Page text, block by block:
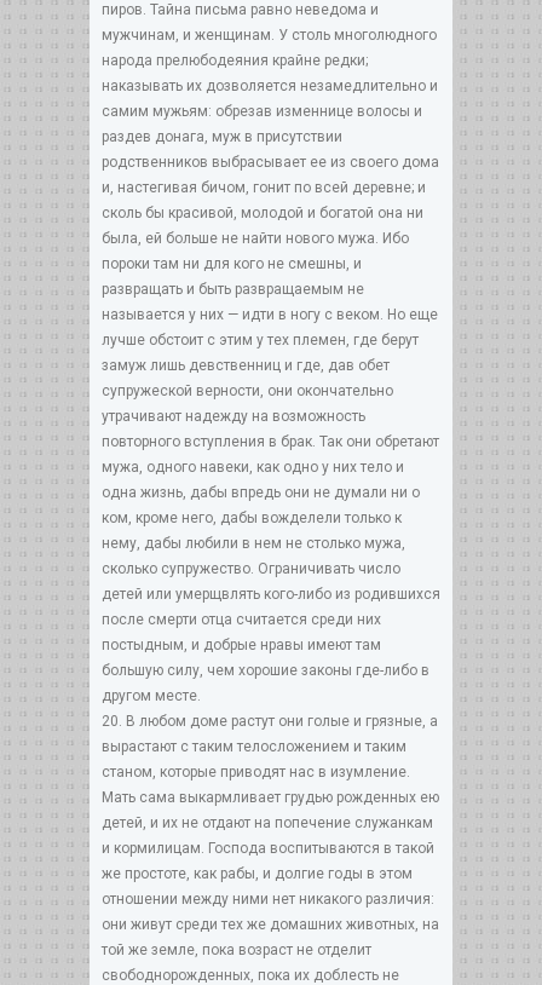
пиров. Тайна письма равно неведома и
мужчинам, и женщинам. У столь многолюдного
народа прелюбодеяния крайне редки;
наказывать их дозволяется незамедлительно и
самим мужьям: обрезав изменнице волосы и
раздев донага, муж в присутствии
родственников выбрасывает ее из своего дома
и, настегивая бичом, гонит по всей деревне; и
сколь бы красивой, молодой и богатой она ни
была, ей больше не найти нового мужа. Ибо
пороки там ни для кого не смешны, и
развращать и быть развращаемым не
называется у них — идти в ногу с веком. Но еще
лучше обстоит с этим у тех племен, где берут
замуж лишь девственниц и где, дав обет
супружеской верности, они окончательно
утрачивают надежду на возможность
повторного вступления в брак. Так они обретают
мужа, одного навеки, как одно у них тело и
одна жизнь, дабы впредь они не думали ни о
ком, кроме него, дабы вожделели только к
нему, дабы любили в нем не столько мужа,
сколько супружество. Ограничивать число
детей или умерщвлять кого-либо из родившихся
после смерти отца считается среди них
постыдным, и добрые нравы имеют там
большую силу, чем хорошие законы где-либо в
другом месте.
20. В любом доме растут они голые и грязные, а
вырастают с таким телосложением и таким
станом, которые приводят нас в изумление.
Мать сама выкармливает грудью рожденных ею
детей, и их не отдают на попечение служанкам
и кормилицам. Господа воспитываются в такой
же простоте, как рабы, и долгие годы в этом
отношении между ними нет никакого различия:
они живут среди тех же домашних животных, на
той же земле, пока возраст не отделит
свободнорожденных, пока их доблесть не